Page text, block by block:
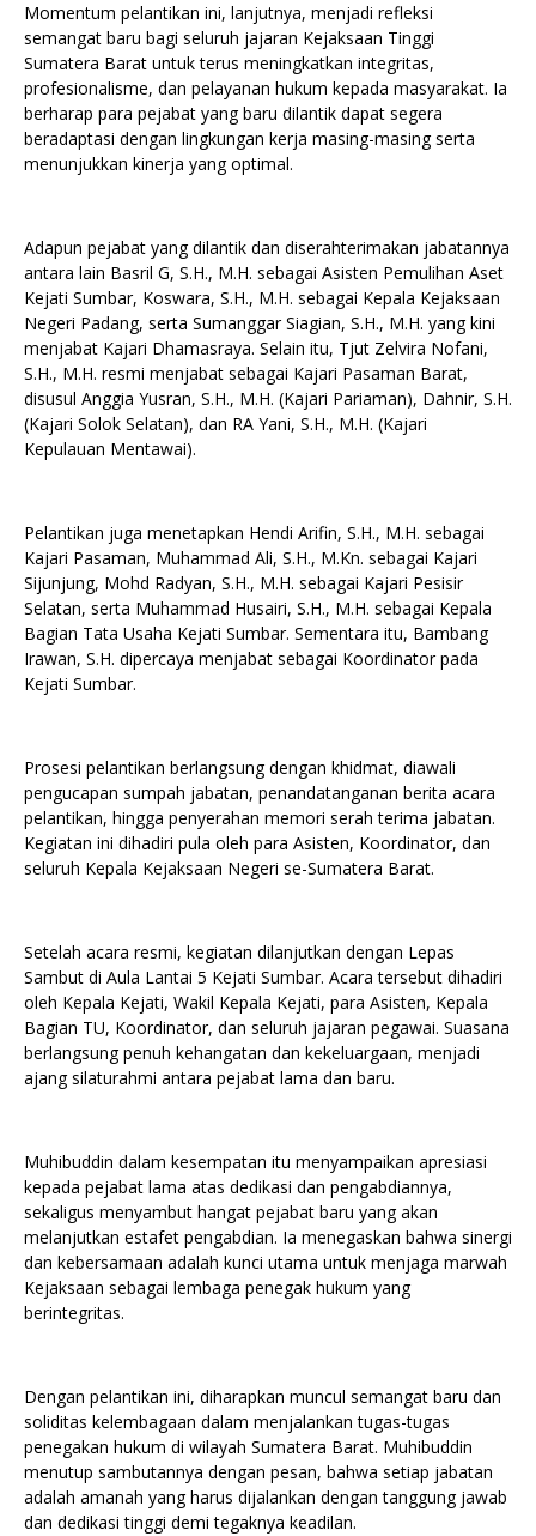
Momentum pelantikan ini, lanjutnya, menjadi refleksi
semangat baru bagi seluruh jajaran Kejaksaan Tinggi
Sumatera Barat untuk terus meningkatkan integritas,
profesionalisme, dan pelayanan hukum kepada masyarakat. Ia
berharap para pejabat yang baru dilantik dapat segera
beradaptasi dengan lingkungan kerja masing-masing serta
menunjukkan kinerja yang optimal.
Adapun pejabat yang dilantik dan diserahterimakan jabatannya
antara lain Basril G, S.H., M.H. sebagai Asisten Pemulihan Aset
Kejati Sumbar, Koswara, S.H., M.H. sebagai Kepala Kejaksaan
Negeri Padang, serta Sumanggar Siagian, S.H., M.H. yang kini
menjabat Kajari Dhamasraya. Selain itu, Tjut Zelvira Nofani,
S.H., M.H. resmi menjabat sebagai Kajari Pasaman Barat,
disusul Anggia Yusran, S.H., M.H. (Kajari Pariaman), Dahnir, S.H.
(Kajari Solok Selatan), dan RA Yani, S.H., M.H. (Kajari
Kepulauan Mentawai).
Pelantikan juga menetapkan Hendi Arifin, S.H., M.H. sebagai
Kajari Pasaman, Muhammad Ali, S.H., M.Kn. sebagai Kajari
Sijunjung, Mohd Radyan, S.H., M.H. sebagai Kajari Pesisir
Selatan, serta Muhammad Husairi, S.H., M.H. sebagai Kepala
Bagian Tata Usaha Kejati Sumbar. Sementara itu, Bambang
Irawan, S.H. dipercaya menjabat sebagai Koordinator pada
Kejati Sumbar.
Prosesi pelantikan berlangsung dengan khidmat, diawali
pengucapan sumpah jabatan, penandatanganan berita acara
pelantikan, hingga penyerahan memori serah terima jabatan.
Kegiatan ini dihadiri pula oleh para Asisten, Koordinator, dan
seluruh Kepala Kejaksaan Negeri se-Sumatera Barat.
Setelah acara resmi, kegiatan dilanjutkan dengan Lepas
Sambut di Aula Lantai 5 Kejati Sumbar. Acara tersebut dihadiri
oleh Kepala Kejati, Wakil Kepala Kejati, para Asisten, Kepala
Bagian TU, Koordinator, dan seluruh jajaran pegawai. Suasana
berlangsung penuh kehangatan dan kekeluargaan, menjadi
ajang silaturahmi antara pejabat lama dan baru.
Muhibuddin dalam kesempatan itu menyampaikan apresiasi
kepada pejabat lama atas dedikasi dan pengabdiannya,
sekaligus menyambut hangat pejabat baru yang akan
melanjutkan estafet pengabdian. Ia menegaskan bahwa sinergi
dan kebersamaan adalah kunci utama untuk menjaga marwah
Kejaksaan sebagai lembaga penegak hukum yang
berintegritas.
Dengan pelantikan ini, diharapkan muncul semangat baru dan
soliditas kelembagaan dalam menjalankan tugas-tugas
penegakan hukum di wilayah Sumatera Barat. Muhibuddin
menutup sambutannya dengan pesan, bahwa setiap jabatan
adalah amanah yang harus dijalankan dengan tanggung jawab
dan dedikasi tinggi demi tegaknya keadilan.